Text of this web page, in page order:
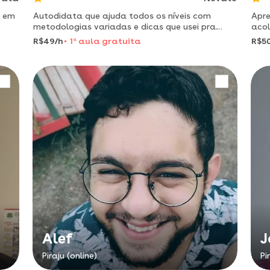
Autodidata que ajuda todos os níveis com
metodologias variadas e dicas que usei pra
aprender inglês sozinho em poucos meses.
R$49/h 1 a aula gratuita
Alef
Piraju (online)